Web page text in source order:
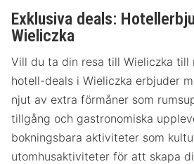
Exklusiva deals:
Wieliczka
Vill du ta din resa till Wieliczka till
hotell-deals i Wieliczka erbjuder
njut av extra förmåner som
tillgång och gastronomiska
bokningsbara aktiviteter som
utomhusaktiviteter för att skapa